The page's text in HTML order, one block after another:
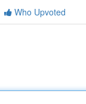
Who Upvoted